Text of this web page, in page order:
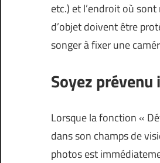
etc.) et l’endroit où
d’objet doivent être
songer à fixer une
Soyez
Lorsque la fonction «
dans son champs de
photos est